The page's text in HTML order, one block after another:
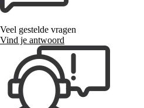
Veel gestelde vragen
Vind je antwoord